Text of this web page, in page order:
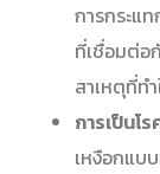
การกระแ
ที่เชื่อมต่อ
สาเหตุที่ท
การเป็นโ
เหงือกแบ